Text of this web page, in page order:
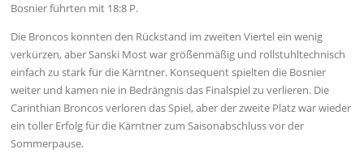
Bosnier führten mit 18:8 P.
Die Broncos konnten den Rückstand im zweiten Viertel ein wenig
verkürzen, aber Sanski Most war größenmäßig und rollstuhltechnisch
einfach zu stark für die Kärntner. Konsequent spielten die Bosnier
weiter und kamen nie in Bedrängnis das Finalspiel zu verlieren. Die
Carinthian Broncos verloren das Spiel, aber der zweite Platz war wieder
ein toller Erfolg für die Kärntner zum Saisonabschluss vor der
Sommerpause.